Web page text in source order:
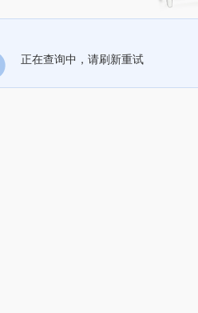
正在查询中，请刷新重试